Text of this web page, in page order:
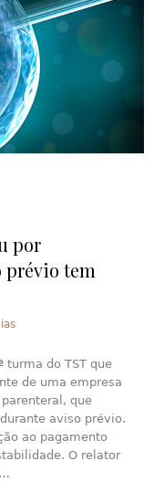
por
tem
turma do TST que
de uma empresa
que
aviso prévio.
ao pagamento
O relator